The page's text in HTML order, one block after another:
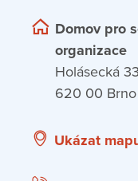
Domov pro
organizace
Holásecká 33
620 00 Brno
Ukázat